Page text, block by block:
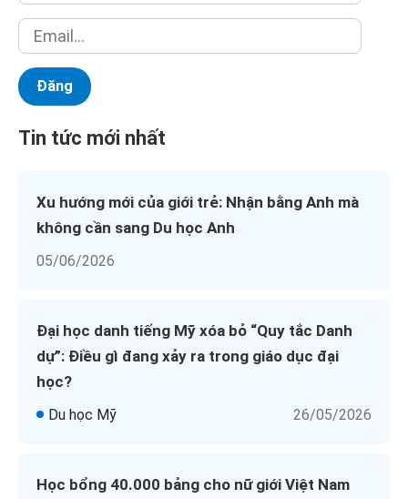
Tin tức mới nhất
Xu hướng mới của giới trẻ: Nhận bằng Anh mà
không cần sang Du học Anh
05/06/2026
Đại học danh tiếng Mỹ xóa bỏ “Quy tắc Danh
dự”: Điều gì đang xảy ra trong giáo dục đại
học?
Du học Mỹ 26/05/2026
Học bổng 40.000 bảng cho nữ giới Việt Nam